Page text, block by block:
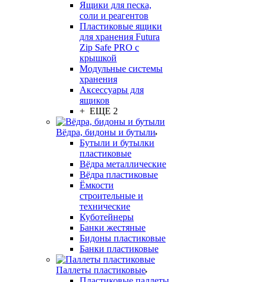
Ящики для песка,
соли и реагентов
Пластиковые ящики
для хранения Futura
Zip Safe PRO с
крышкой
Модульные системы
хранения
Аксессуары для
ящиков
+ ЕЩЕ 2
Вёдра, бидоны и бутыли
Бутыли и бутылки
пластиковые
Вёдра металлические
Вёдра пластиковые
Ёмкости
строительные и
технические
Куботейнеры
Банки жестяные
Бидоны пластиковые
Банки пластиковые
Паллеты пластиковые